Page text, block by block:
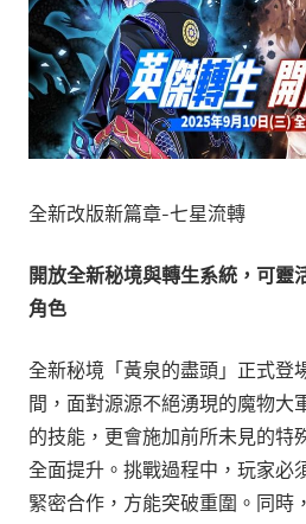
全新改版新篇章-七星流轉
開放全新秘境與轉生系統，可靈
角色
全新秘境「黃泉的盡頭」正式登
間，面對源源不絕湧現的魔物大
的技能，更會施加前所未見的特
全面提升。挑戰過程中，玩家必
緊密合作，方能突破重圍。同時